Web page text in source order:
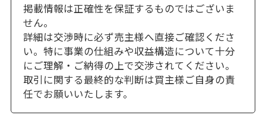
掲載情報は正確性を保証するものではございま
せん。
詳細は交渉時に必ず売主様へ直接ご確認くださ
い。特に事業の仕組みや収益構造について十分
にご理解・ご納得の上で交渉されてください。
取引に関する最終的な判断は買主様ご自身の責
任でお願いいたします。